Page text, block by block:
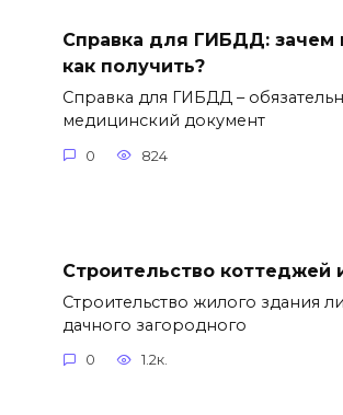
Справка для ГИБДД: зачем
как получить?
Справка для ГИБДД –
медицинский документ
0 824
Строительство коттеджей
Строительство жилого здания
дачного загородного
0 1.2к.